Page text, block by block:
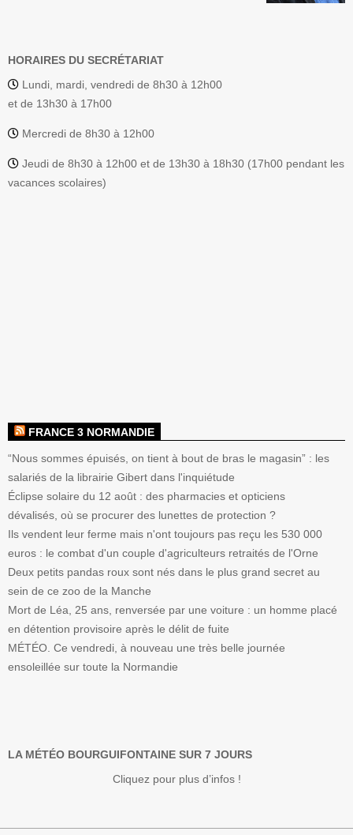
HORAIRES DU SECRÉTARIAT
Lundi, mardi, vendredi de 8h30 à 12h00
et de 13h30 à 17h00
Mercredi de 8h30 à 12h00
Jeudi de 8h30 à 12h00 et de 13h30 à 18h30 (17h00 pendant les
vacances scolaires)
FRANCE 3 NORMANDIE
“Nous sommes épuisés, on tient à bout de bras le magasin” : les
salariés de la librairie Gibert dans l'inquiétude
Éclipse solaire du 12 août : des pharmacies et opticiens
dévalisés, où se procurer des lunettes de protection ?
Ils vendent leur ferme mais n'ont toujours pas reçu les 530 000
euros : le combat d'un couple d'agriculteurs retraités de l'Orne
Deux petits pandas roux sont nés dans le plus grand secret au
sein de ce zoo de la Manche
Mort de Léa, 25 ans, renversée par une voiture : un homme placé
en détention provisoire après le délit de fuite
MÉTÉO. Ce vendredi, à nouveau une très belle journée
ensoleillée sur toute la Normandie
LA MÉTÉO BOURGUIFONTAINE SUR 7 JOURS
Cliquez pour plus d’infos !